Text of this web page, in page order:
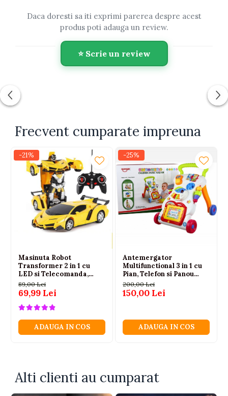
Daca doresti sa iti exprimi parerea despre acest
produs poti adauga un review.
Scrie un review
Frecvent cumparate impreuna
-21%
Masinuta Robot
Transformer 2 in 1 cu
LED si Telecomanda,
Scara 1:18, Galbena, 6 ani+
89,00 Lei
69,99 Lei
ADAUGA IN COS
-25%
Antemergator
Multifunctional 3 in 1 cu
Pian, Telefon si Panou
Educativ, 9 Luni+
200,00 Lei
150,00 Lei
ADAUGA IN COS
Alti clienti au cumparat